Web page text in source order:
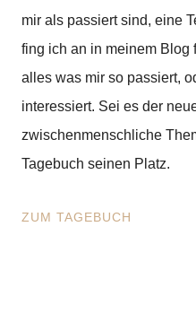
mir als passiert sind, eine
fing ich an in meinem Blog
alles was mir so passiert,
interessiert. Sei es der
zwischenmenschliche
Tagebuch seinen Platz.
ZUM TAGEBUCH